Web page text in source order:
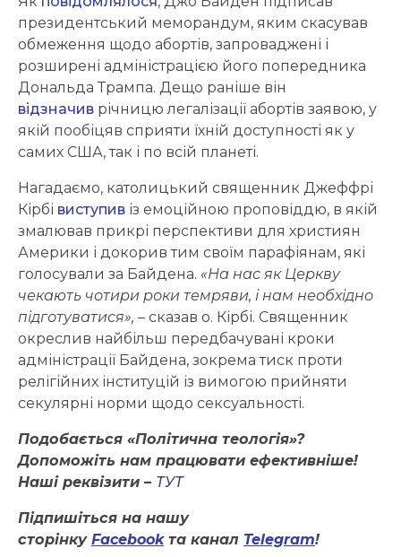
президентський меморандум, яким скасував
обмеження щодо абортів, запроваджені і
розширені адміністрацією його попередника
Дональда Трампа. Дещо раніше він
відзначив річницю легалізації абортів заявою, у
якій пообіцяв сприяти їхній доступності як у
самих США, так і по всій планеті.
Нагадаємо, католицький священник Джеффрі
Кірбі виступив із емоційною проповіддю, в якій
змалював прикрі перспективи для християн
Америки і докорив тим своїм парафіянам, які
голосували за Байдена. «На нас як Церкву
чекають чотири роки темряви, і нам необхідно
підготуватися», – сказав о. Кірбі. Священник
окреслив найбільш передбачувані кроки
адміністрації Байдена, зокрема тиск проти
релігійних інституцій із вимогою прийняти
секулярні норми щодо сексуальності.
Подобається «Політична теологія»?
Допоможіть нам працювати ефективніше!
Наші реквізити – ТУТ
Підпишіться на нашу
сторінку Facebookта канал Telegram!